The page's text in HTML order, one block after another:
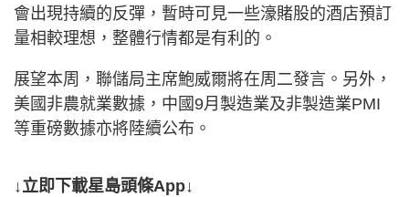
會出現持續的反彈，暫時可見一些濠賭股的酒店預訂
量相較理想，整體行情都是有利的。
展望本周，聯儲局主席鮑威爾將在周二發言。另外，
美國非農就業數據，中國9月製造業及非製造業PMI
等重磅數據亦將陸續公布。
↓立即下載星島頭條App↓